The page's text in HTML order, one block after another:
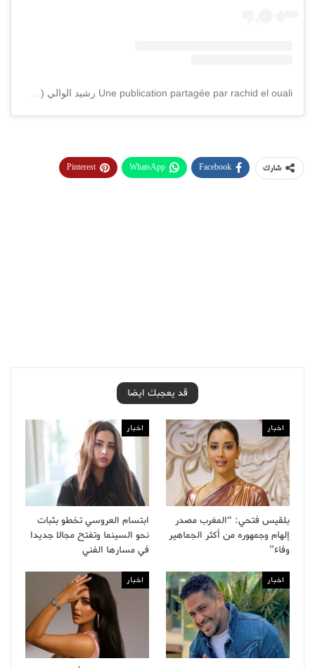
شارك Facebook
WhatsApp
Pinterest
قد يعجبك ايضا
اخبار
بلقيس فتحي: “المغرب مصدر
إلهام وجمهوره من أكثر الجماهير
وفاء”
اخبار
ابتسام العروسي تخطو بثبات
نحو السينما وتفتح مجالا جديدا
في مسارها الفني
اخبار اخبار